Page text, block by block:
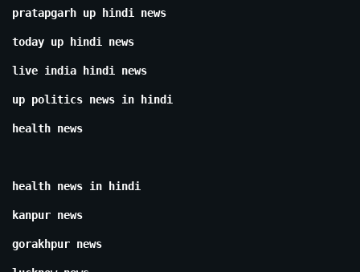
pratapgarh up hindi news
today up hindi news
live india hindi news
up politics news in hindi
health news
health news in hindi
kanpur news
gorakhpur news